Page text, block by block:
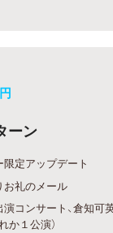
円
ーン
限定アップデート
お礼のメール
コンサート、倉知可
か１公演）